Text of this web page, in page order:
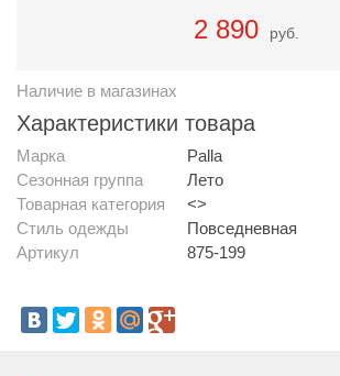
2 890 руб.
Наличие в магазинах
Характеристики товара
Марка
Palla
Сезонная группа
Лето
Товарная категория
<>
Стиль одежды
Повседневная
Артикул
875-199